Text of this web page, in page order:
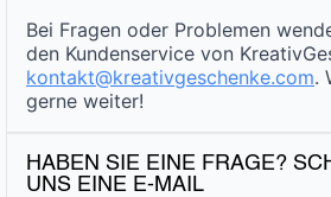
Bei Fragen oder Problemen
den Kundenservice von
kontakt@kreativgeschenke.com.
gerne weiter!
HABEN SIE EINE FRAGE?
UNS EINE E-MAIL